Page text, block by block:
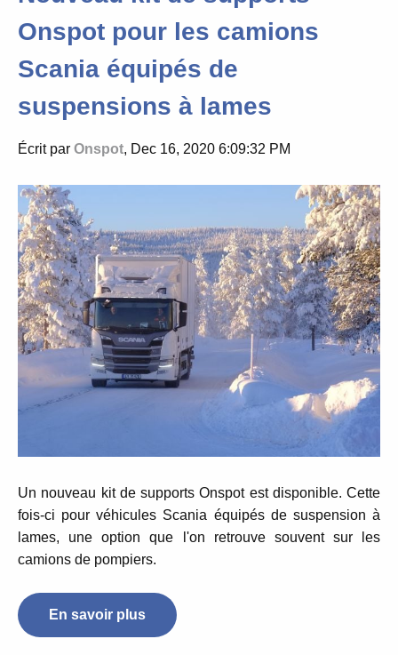
Onspot pour les camions
Scania équipés de
suspensions à lames
Écrit par Onspot, Dec 16, 2020 6:09:32 PM
Un nouveau kit de supportsOnspotest disponible. Cette
fois-ci pour véhicules Scania équipés de suspension à
lames, une option que l'on retrouve souvent sur les
camions de pompiers.
En savoir plus